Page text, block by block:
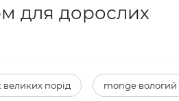
для дорослих
порід monge